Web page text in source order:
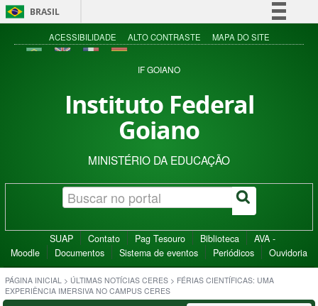
BRASIL
Simplifique!
Acesso à informação
ACESSIBILIDADE ALTO CONTRASTE MAPA DO SITE
IF GOIANO
Instituto Federal
Goiano
MINISTÉRIO DA EDUCAÇÃO
SUAP Contato Pag Tesouro Biblioteca
AVA -
Moodle
Documentos Sistema de eventos Periódicos Ouvidoria
PÁGINA INICIAL > ÚLTIMAS NOTÍCIAS CERES > FÉRIAS CIENTÍFICAS: UMA
EXPERIÊNCIA IMERSIVA NO CAMPUS CERES